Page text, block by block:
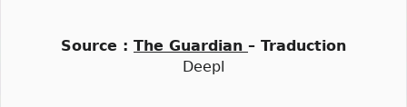
Source : The Guardian – Traduction
Deepl